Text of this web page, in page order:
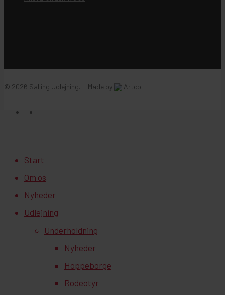
© 2026 Salling Udlejning. | Made by Artco
facebook
Menu
Start
Om os
Nyheder
Udlejning
Underholdning
Nyheder
Hoppeborge
Rodeotyr